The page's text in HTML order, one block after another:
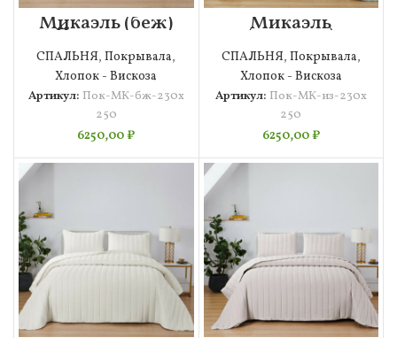
Микаэль (беж)
Покрывало
230х250
СПАЛЬНЯ,Покрывала,
Хлопок - Вискоза
Артикул: Пок-МК-бж-230х
250
6250,00₽
Микаэль
(изумруд)
Покрывало
230х250
СПАЛЬНЯ, Покрывала,
Хлопок - Вискоза
Артикул: Пок-МК-из-230х
250
6250,00₽